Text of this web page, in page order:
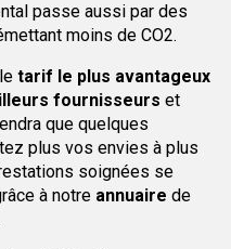
passe aussi par des
moins de CO2.
tarif le plus avantageux
fournisseurs et
que quelques
plus vos envies à plus
soignées se
à notre annuaire de